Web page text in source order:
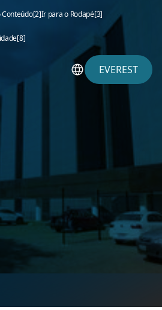
[2]Ir para o Rodapé[3]
[8]
EVEREST